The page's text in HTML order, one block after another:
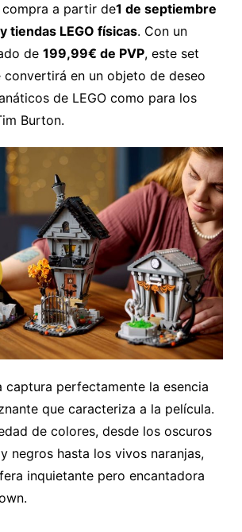
a partir de1 de septiembre
tiendas LEGO físicas. Con un
de 199,99€ de PVP, este set
convertirá en un objeto de deseo
de LEGO como para los
Burton.
captura perfectamente la esencia
que caracteriza a la película.
de colores, desde los oscuros
negros hasta los vivos naranjas,
inquietante pero encantadora